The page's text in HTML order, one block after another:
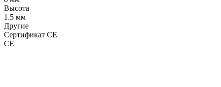
Высота
1.5 мм
Другие
Сертификат CE
CE